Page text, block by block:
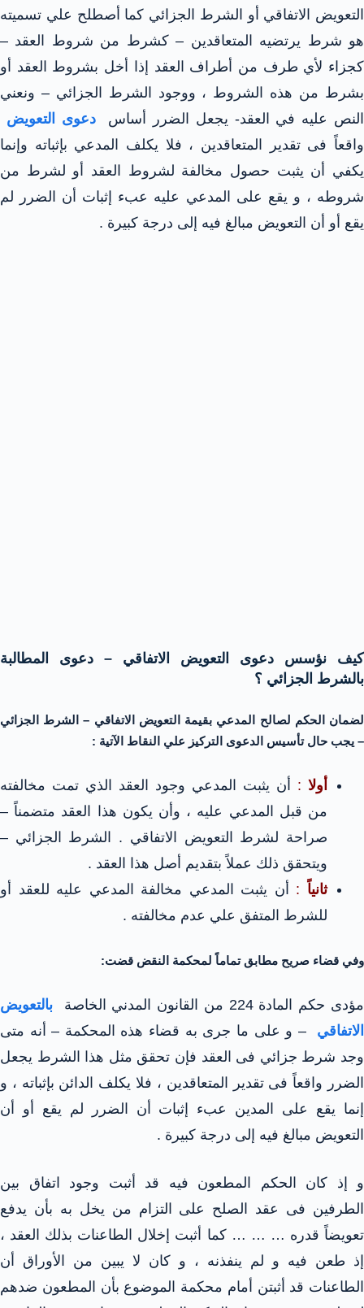
التعويض الاتفاقي أو الشرط الجزائي كما أصطلح علي تسميته
هو شرط يرتضيه المتعاقدين – كشرط من شروط العقد –
كجزاء لأي طرف من أطراف العقد إذا أخل بشروط العقد أو
بشرط من هذه الشروط ، ووجود الشرط الجزائي – ونعني
النص عليه في العقد- يجعل الضرر أساسدعوى التعويض
واقعاً فى تقدير المتعاقدين ، فلا يكلف المدعي بإثباته وإنما
يكفي أن يثبت حصول مخالفة لشروط العقد أو لشرط من
شروطه ، و يقع على المدعي عليه عبء إثبات أن الضرر لم
يقع أو أن التعويض مبالغ فيه إلى درجة كبيرة .
كيف نؤسس دعوى التعويض الاتفاقي – دعوى المطالبة
بالشرط الجزائي ؟
لضمان الحكم لصالح المدعي بقيمة التعويض الاتفاقي – الشرط الجزائي
– يجب حال تأسيس الدعوى التركيز علي النقاط الآتية :
أولا : أن يثبت المدعي وجود العقد الذي تمت مخالفته
من قبل المدعي عليه ، وأن يكون هذا العقد متضمناً –
صراحة لشرط التعويض الاتفاقي . الشرط الجزائي –
ويتحقق ذلك عملاً بتقديم أصل هذا العقد .
ثانياً : أن يثبت المدعي مخالفة المدعي عليه للعقد أو
للشرط المتفق علي عدم مخالفته .
وفي قضاء صريح مطابق تماماً لمحكمة النقض قضت:
مؤدى حكم المادة 224 من القانون المدني الخاصة
بالتعويض
الاتفاقي
– و على ما جرى به قضاء هذه المحكمة – أنه متى
وجد شرط جزائي فى العقد فإن تحقق مثل هذا الشرط يجعل
الضرر واقعاً فى تقدير المتعاقدين ، فلا يكلف الدائن بإثباته ، و
إنما يقع على المدين عبء إثبات أن الضرر لم يقع أو أن
التعويض مبالغ فيه إلى درجة كبيرة .
و إذ كان الحكم المطعون فيه قد أثبت وجود اتفاق بين
الطرفين فى عقد الصلح على التزام من يخل به بأن يدفع
تعويضاً قدره … … … كما أثبت إخلال الطاعنات بذلك العقد ،
إذ طعن فيه و لم ينفذنه ، و كان لا يبين من الأوراق أن
الطاعنات قد أثبتن أمام محكمة الموضوع بأن المطعون ضدهم